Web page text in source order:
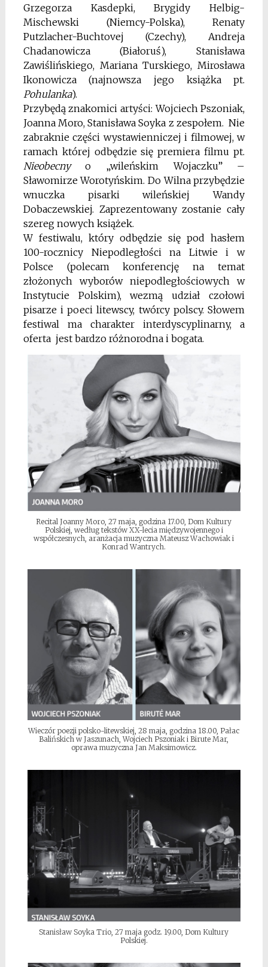
Grzegorza Kasdepki, Brygidy Helbig-
Mischewski (Niemcy-Polska), Renaty
Putzlacher-Buchtovej (Czechy), Andreja
Chadanowicza (Białoruś), Stanisława
Zawiślińskiego, Mariana Turskiego, Mirosława
Ikonowicza (najnowsza jego książka pt.
Pohulanka).
Przybędą znakomici artyści: Wojciech Pszoniak,
Joanna Moro, Stanisława Soyka z zespołem. Nie
zabraknie części wystawienniczej i filmowej, w
ramach której odbędzie się premiera filmu pt.
Nieobecnyo „wileńskim Wojaczku” –
Sławomirze Worotyńskim. Do Wilna przybędzie
wnuczka pisarki wileńskiej Wandy
Dobaczewskiej. Zaprezentowany zostanie cały
szereg nowych książek.
W festiwalu, który odbędzie się pod hasłem
100-rocznicy Niepodległości na Litwie i w
Polsce (polecam konferencję na temat
złożonych wyborów niepodległościowych w
Instytucie Polskim), wezmą udział czołowi
pisarze i poeci litewscy, twórcy polscy. Słowem
festiwal ma charakter interdyscyplinarny, a
oferta jest bardzo różnorodna i bogata.
Recital Joanny Moro, 27 maja, godzina 17.00, Dom Kultury
Polskiej, według tekstów XX-lecia międzywojennego i
współczesnych, aranżacja muzyczna Mateusz Wachowiak i
Konrad Wantrych.
Wieczór poezji polsko-litewskiej, 28 maja, godzina 18.00, Pałac
Balińskich w Jaszunach, Wojciech Pszoniak i Birute Mar,
oprawa muzyczna Jan Maksimowicz.
Stanisław Soyka Trio, 27 maja godz. 19.00, Dom Kultury
Polskiej.